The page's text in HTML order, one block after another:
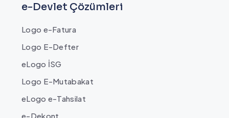
e-Devlet Çözümleri
Logo e-Fatura
Logo E-Defter
eLogo İSG
Logo E-Mutabakat
eLogo e-Tahsilat
e-Dekont